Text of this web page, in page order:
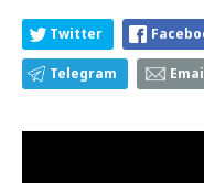
Twitter
Telegram